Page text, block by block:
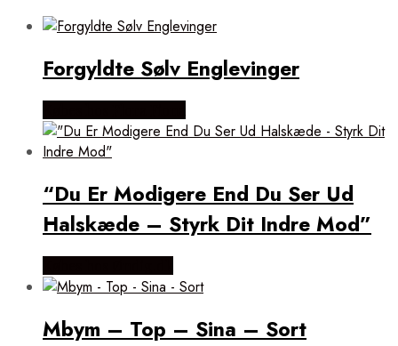
Forgyldte Sølv Englevinger
“Du Er Modigere End Du Ser Ud
Halskæde – Styrk Dit Indre Mod”
Mbym – Top – Sina – Sort